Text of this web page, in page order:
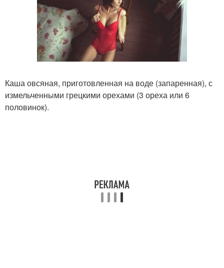
Каша овсяная, приготовленная на воде (запаренная), с
измельченными грецкими орехами (3 ореха или 6
половинок).